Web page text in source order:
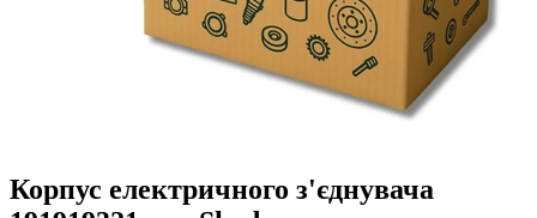
Корпус електричного з'єднувача